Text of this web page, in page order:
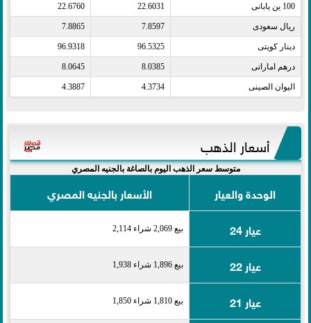
100 ين يابانى​ 22.6031
22.6760
ريال سعودى​ 7.8597
7.8865
دينار كويتى​ 96.5325
96.9318
درهم اماراتى​ 8.0385
8.0645
اليوان الصينى​ 4.3734
4.3887
أسعار الذهب
متوسط سعر الذهب اليوم بالصاغة بالجنيه المصري
الوحدة والعيار
الأسعار بالجنيه المصري
عيار 24
بيع 2,069 شراء 2,114
عيار 22 بيع 1,896 شراء 1,938
عيار 21 بيع 1,810 شراء 1,850